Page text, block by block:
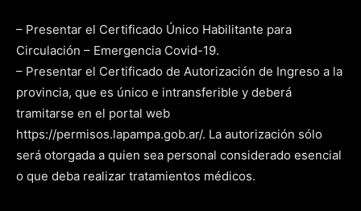
– Presentar el Certificado Único Habilitante para
Circulación – Emergencia Covid-19.
– Presentar el Certificado de Autorización de Ingreso a la
provincia, que es único e intransferible y deberá
tramitarse en el portal web
https://permisos.lapampa.gob.ar/. La autorización sólo
será otorgada a quien sea personal considerado esencial
o que deba realizar tratamientos médicos.